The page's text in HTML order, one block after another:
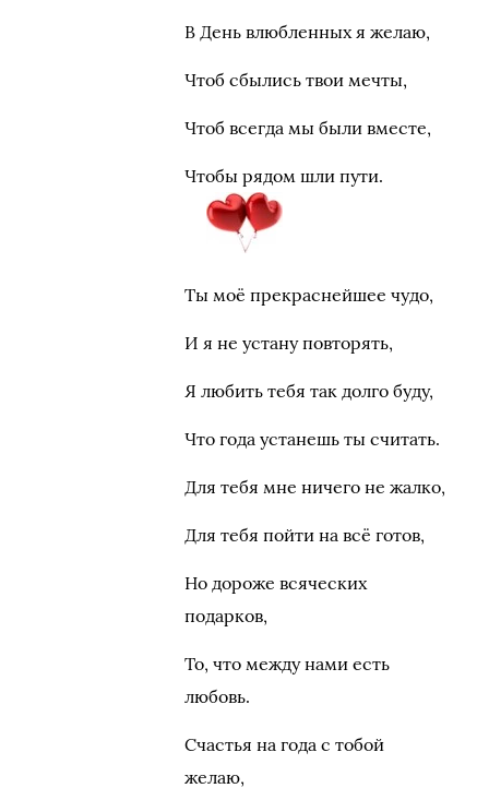
В День влюбленных я желаю,
Чтоб сбылись твои мечты,
Чтоб всегда мы были вместе,
Чтобы рядом шли пути.
Ты моё прекраснейшее чудо,
И я не устану повторять,
Я любить тебя так долго буду,
Что года устанешь ты считать.
Для тебя мне ничего не жалко,
Для тебя пойти на всё готов,
Но дороже всяческих
подарков,
То, что между нами есть
любовь.
Счастья на года с тобой
желаю,